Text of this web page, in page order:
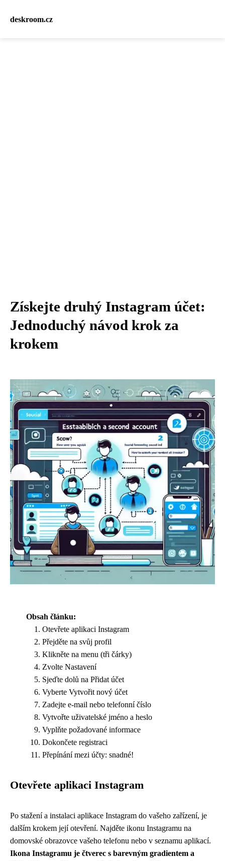
deskroom.cz
Získejte druhý Instagram účet:
Jednoduchý návod krok za
krokem
Obsah článku:
Otevřete aplikaci Instagram
Přejděte na svůj profil
Klikněte na menu (tři čárky)
Zvolte Nastavení
Sjeďte dolů na Přidat účet
Vyberte Vytvořit nový účet
Zadejte e-mail nebo telefonní číslo
Vytvořte uživatelské jméno a heslo
Vyplňte požadované informace
Dokončete registraci
Přepínání mezi účty: snadné!
Otevřete aplikaci Instagram
Po stažení a instalaci aplikace Instagram do vašeho zařízení, je
dalším krokem její otevření. Najděte ikonu Instagramu na
domovské obrazovce vašeho telefonu nebo v seznamu aplikací.
Ikona Instagramu je čtverec s barevným gradientem a